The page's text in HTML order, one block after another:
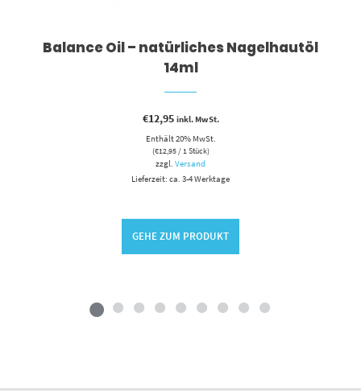
Balance Oil – natürliches Nagelhautöl
14ml
€12,95 inkl. MwSt.
Enthält 20% MwSt.
(€12,95/ 1 Stück)
zzgl.Versand
Lieferzeit: ca. 3-4 Werktage
GEHE ZUM PRODUKT